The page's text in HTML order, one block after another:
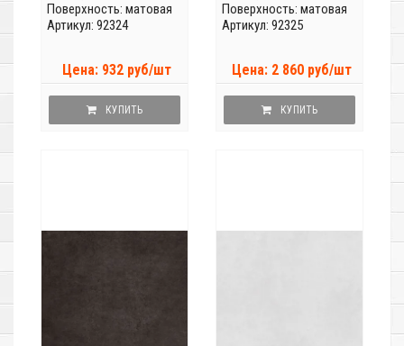
Поверхность: матовая
Артикул: 92324
Цена: 932 руб/шт
КУПИТЬ
Поверхность: матовая
Артикул: 92325
Цена: 2 860 руб/шт
КУПИТЬ